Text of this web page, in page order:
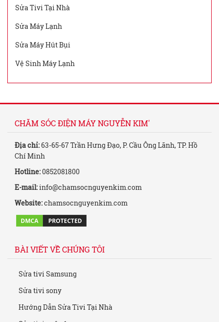
Sửa Tivi Tại Nhà
Sửa Máy Lạnh
Sửa Máy Hút Bụi
Vệ Sinh Máy Lạnh
CHĂM SÓC ĐIỆN MÁY NGUYỄN KIM'
Địa chỉ:63-65-67 Trần Hưng Đạo, P. Cầu Ông Lãnh, TP. Hồ
Chí Minh
Hotline:0852081800
E-mail:info@chamsocnguyenkim.com
Website:chamsocnguyenkim.com
BÀI VIẾT VỀ CHÚNG TÔI
Sửa tivi Samsung
Sửa tivi sony
Hướng Dẫn Sửa Tivi Tại Nhà